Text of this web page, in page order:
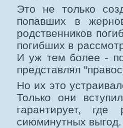
Это не только
попавших в
родственников
погибших в
И уж тем более -
представлял
Но их это
Только они
гарантирует,
сиюминутных выгод.